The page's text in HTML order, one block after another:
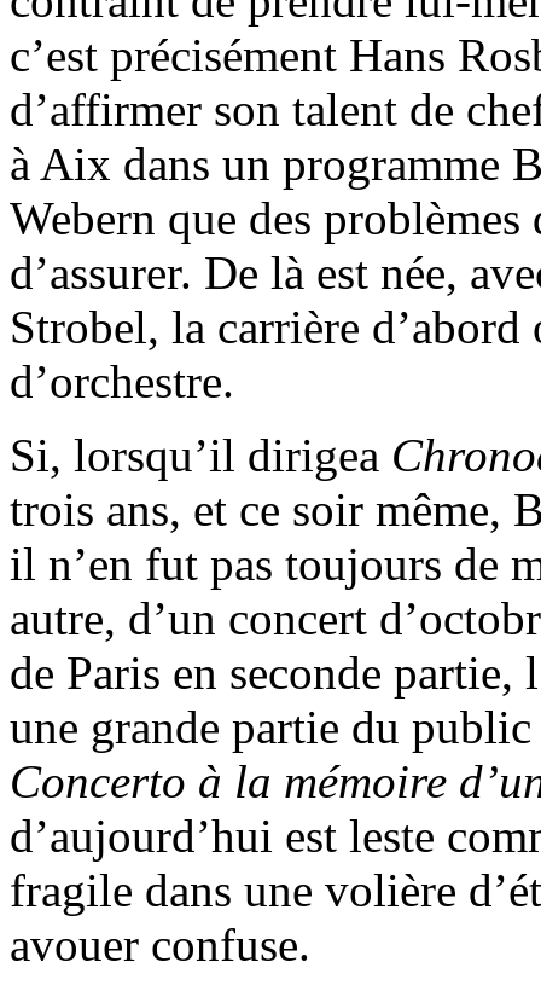
c’est précisément Hans
d’affirmer son talent de
à Aix dans un programme
Webern que des
d’assurer. De là est née,
Strobel, la carrière
d’orchestre.
Si, lorsqu’il dirigea
trois ans, et ce soir même,
il n’en fut pas toujours de
autre, d’un concert
de Paris en seconde
une grande partie du
Concerto à la mémoire
d’aujourd’hui est leste
fragile dans une volière
avouer confuse.